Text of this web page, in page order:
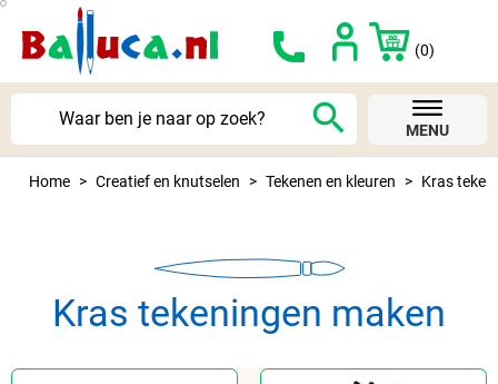
(0)
search MENU
Home Creatief en knutselen Tekenen en kleuren Kras
Kras tekeningen maken